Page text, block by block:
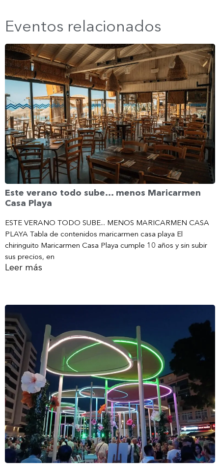
Eventos relacionados
Este verano todo sube… menos Maricarmen
Casa Playa
ESTE VERANO TODO SUBE... MENOS MARICARMEN CASA
PLAYA Tabla de contenidos maricarmen casa playa El
chiringuito Maricarmen Casa Playa cumple 10 años y sin subir
sus precios, en
Leer más